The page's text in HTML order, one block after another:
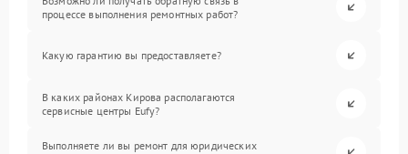
процессе выполнения ремонтных работ?
Какую гарантию вы предоставляете?
В каких районах Кирова располагаются
сервисные центры Eufy?
Выполняете ли вы ремонт для юридических